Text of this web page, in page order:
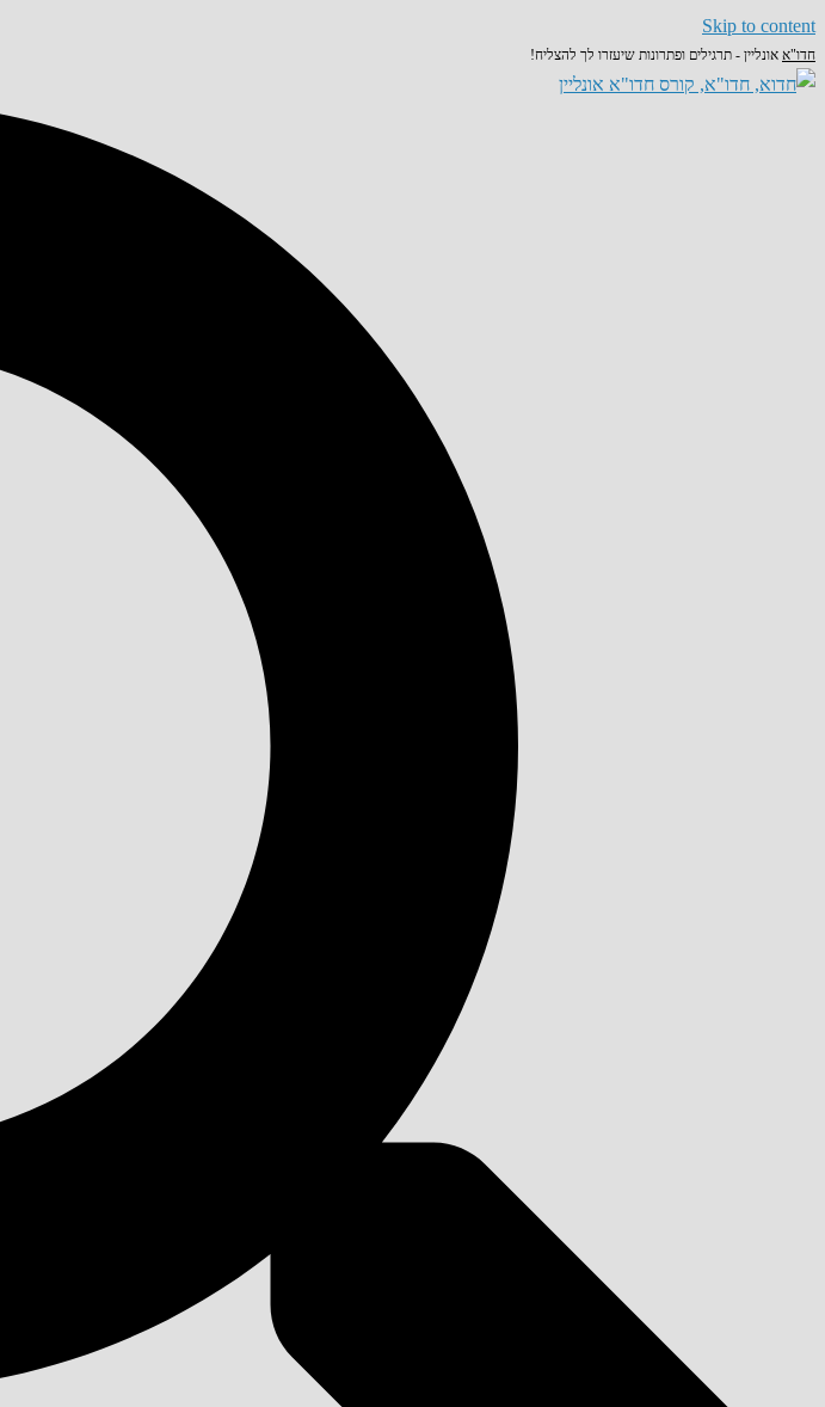
Skip to content
חדו"א אונליין - תרגילים ופתרונות שיעזרו לך להצליח!